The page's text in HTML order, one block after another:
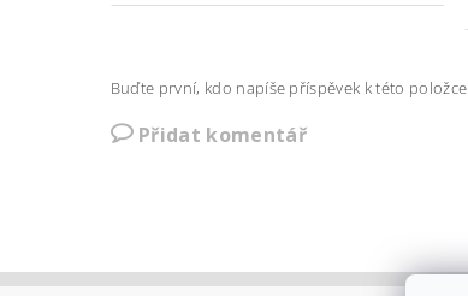
Buďte první, kdo napíše příspěvek k této položce.
Přidat komentář